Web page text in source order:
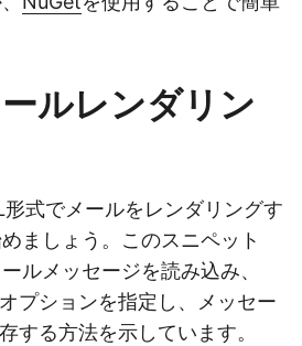
ルレンダリン
式でメールをレンダリングす
ましょう。このスニペット
ルメッセージを読み込み、
プションを指定し、メッセー
する方法を示しています。